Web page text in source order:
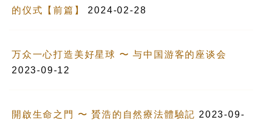
的仪式【前篇】
2024-02-28
万众一心打造美好星球 〜 与中国游客的座谈会
2023-09-12
開啟生命之門 〜 贇浩的自然療法體驗記 2023-09-